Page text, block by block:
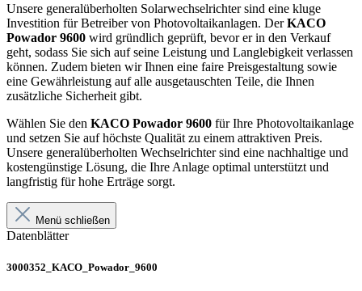
Unsere generalüberholten Solarwechselrichter sind eine kluge
Investition für Betreiber von Photovoltaikanlagen. DerKACO
Powador 9600 wird gründlich geprüft, bevor er in den Verkauf
geht, sodass Sie sich auf seine Leistung und Langlebigkeit verlassen
können. Zudem bieten wir Ihnen eine faire Preisgestaltung sowie
eine Gewährleistung auf alle ausgetauschten Teile, die Ihnen
zusätzliche Sicherheit gibt.
Wählen Sie den KACO Powador 9600 für Ihre Photovoltaikanlage
und setzen Sie auf höchste Qualität zu einem attraktiven Preis.
Unsere generalüberholten Wechselrichter sind eine nachhaltige und
kostengünstige Lösung, die Ihre Anlage optimal unterstützt und
langfristig für hohe Erträge sorgt.
Menü schließen
Datenblätter
3000352_KACO_Powador_9600